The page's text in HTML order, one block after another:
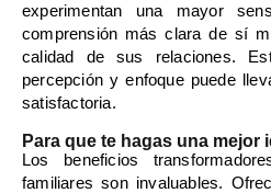
experimentan una mayor
comprensión más clara de sí
calidad de sus relaciones.
percepción y enfoque puede
satisfactoria.
Para que te hagas una mejor
Los beneficios
familiares son invaluables.